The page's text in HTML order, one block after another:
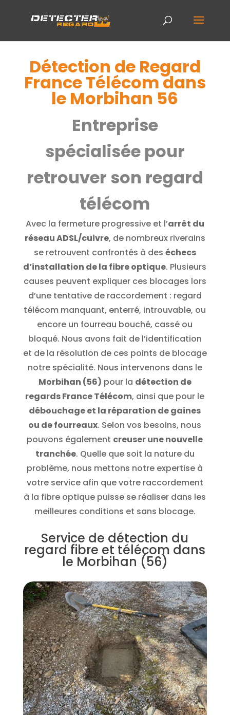
Détection de Regard
France Télécom dans
le Morbihan 56
Entreprise
spécialisée pour
retrouver son regard
télécom
Avec la fermeture progressive et l’arrêt du
réseau ADSL/cuivre, de nombreux riverains
se retrouvent confrontés à des échecs
d’installation de la fibre optique. Plusieurs
causes peuvent expliquer ces blocages lors
d’une tentative de raccordement : regard
télécom manquant, enterré, introuvable, ou
encore un fourreau bouché, cassé ou
bloqué. Nous avons fait de l’identification
et de la résolution de ces points de blocage
notre spécialité. Nous intervenons dans le
Morbihan (56) pour la détection de
regards France Télécom, ainsi que pour le
débouchage et la réparation de gaines
ou de fourreaux. Selon vos besoins, nous
pouvons également creuser une nouvelle
tranchée. Quelle que soit la nature du
problème, nous mettons notre expertise à
votre service afin que votre raccordement
à la fibre optique puisse se réaliser dans les
meilleures conditions et sans blocage.
Service de détection du
regard fibre et télécom dans
le Morbihan (56)